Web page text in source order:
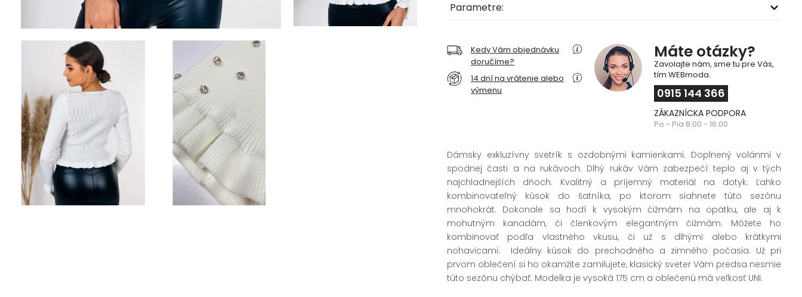
Parametre:
Kedy Vám objednávku
doručíme?
14 dní na vrátenie alebo
výmenu
Máte otázky?
Zavolajte nám, sme tu pre Vás,
tím WEBmoda.
0915 144 366
ZÁKAZNÍCKA PODPORA
Po - Pia 8:00 - 16:00
Dámsky exkluzívny svetrík s ozdobnými kamienkami. Doplnený volánmi v
spodnej časti a na rukávoch. Dlhý rukáv Vám zabezpečí teplo aj v tých
najchladnejších dňoch. Kvalitný a príjemný materiál na dotyk. Ľahko
kombinovateľný kúsok do šatníka, po ktorom siahnete túto sezónu
mnohokrát. Dokonale sa hodí k vysokým čižmám na opätku, ale aj k
mohutným kanadám, či členkovým elegantným čižmám. Môžete ho
kombinovať podľa vlastného vkusu, či už s dlhými alebo krátkymi
nohavicami. Ideálny kúsok do prechodného a zimného počasia. Už pri
prvom oblečení si ho okamžite zamilujete, klasický sveter Vám predsa nesmie
túto sezónu chýbať. Modelka je vysoká 175 cm a oblečenú má veľkosť UNI.